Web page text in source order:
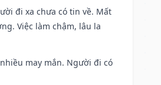
đi xa chưa có tin về. Mất
Việc làm chậm, lâu la
may mắn. Người đi có